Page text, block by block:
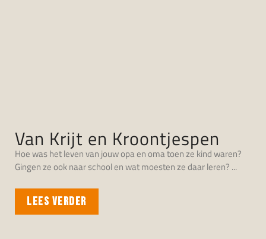
Van Krijt en Kroontjespen
Hoe was het leven van jouw opa en oma toen ze kind waren?
Gingen ze ook naar school en wat moesten ze daar leren?
LEES VERDER